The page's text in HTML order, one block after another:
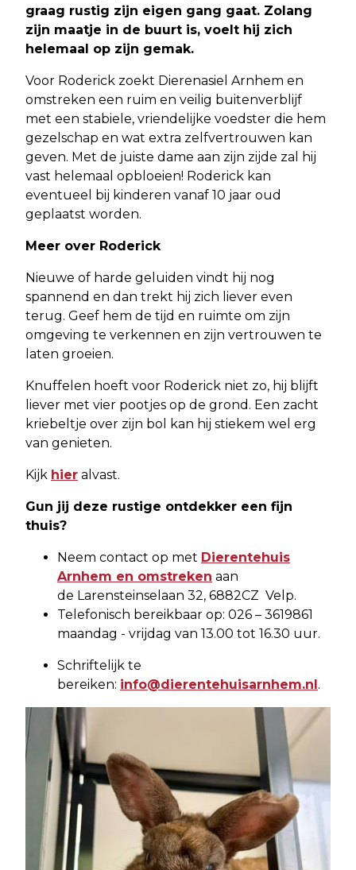
graag rustig zijn eigen gang gaat. Zolang
zijn maatje in de buurt is, voelt hij zich
helemaal op zijn gemak.
Voor Roderick zoekt Dierenasiel Arnhem en
omstreken een ruim en veilig buitenverblijf
met een stabiele, vriendelijke voedster die hem
gezelschap en wat extra zelfvertrouwen kan
geven. Met de juiste dame aan zijn zijde zal hij
vast helemaal opbloeien! Roderick kan
eventueel bij kinderen vanaf 10 jaar oud
geplaatst worden.
Meer over Roderick
Nieuwe of harde geluiden vindt hij nog
spannend en dan trekt hij zich liever even
terug. Geef hem de tijd en ruimte om zijn
omgeving te verkennen en zijn vertrouwen te
laten groeien.
Knuffelen hoeft voor Roderick niet zo, hij blijft
liever met vier pootjes op de grond. Een zacht
kriebeltje over zijn bol kan hij stiekem wel erg
van genieten.
Kijk hier alvast.
Gun jij deze rustige ontdekker een fijn
thuis?
Neem contact op met Dierentehuis
Arnhem en omstreken aan
de Larensteinselaan 32, 6882CZ Velp.
Telefonisch bereikbaar op: 026 – 3619861
maandag - vrijdag van 13.00 tot 16.30 uur.
Schriftelijk te
bereiken: info@dierentehuisarnhem.nl.